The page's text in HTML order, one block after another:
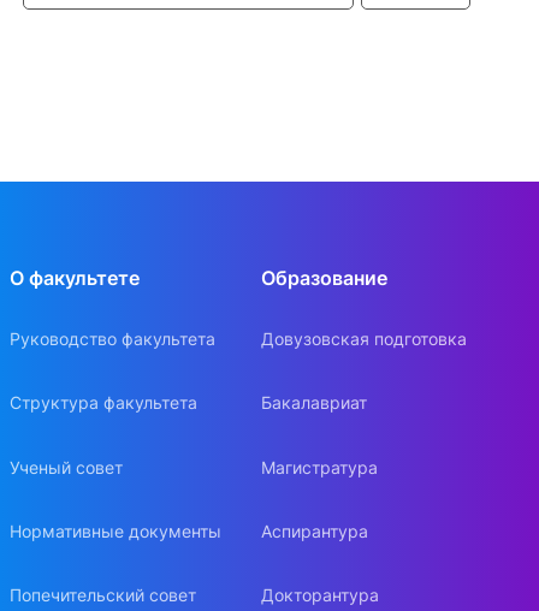
О факультете
Руководство факультета
Структура факультета
Ученый совет
Нормативные документы
Попечительский совет
Образование
Довузовская подготовка
Бакалавриат
Магистратура
Аспирантура
Докторантура